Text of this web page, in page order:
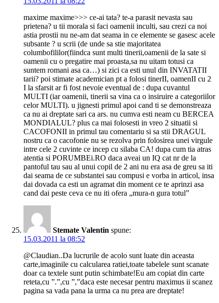
maxime maxime>>> ce-ai tata? te-a parasit nevasta sau
prietena? u tii morala si faci oamenii inculti, sau crezi ca noi
astia prostii nu ne-am dat seama in ce elemente se gasesc acele
subsante ? u scrii (de unde sa stie majoritatea
columbofililor(fiindca sunt multi tinerii,oamenii de la sate si
oamenii cu o pregatire mai proasta,sa nu uitam totusi ca
suntem romani asa ca…) si zici ca esti unul din INVATATII
tarii? poi stimate academician pt a folosi tinerII, oamenII cu 2
I la sfarsit ar fi fost nevoie eventual de : dupa cuvantul
MULTI (iar oamenii, tinerii sa vina ca o insiruire a categoriilor
celor MULTI). u jignesti primul apoi cand ti se demonstreaza
ca nu ai dreptate sari ca ars. nu cumva esti neam cu BERCEA
MONDIALUL? plus ca mai folosesti in vreo 2 situatii si
CACOFONII in primul tau comentariu si sa stii DRAGUL
nostru ca o cacofonie nu se rezolva prin folosirea unei virgule
intre cele 2 cuvinte ce incep cu silaba CA! dupa cum tia atras
atentia si PORUMBEi.RO daca aveai un IQ cat nr de la
pantoful tau sau al unui copil de 2 ani nu era asa de greu sa iti
dai seama de ce substantei sau compusi e vorba in articol, insa
dai dovada ca esti un agramat din moment ce te aprinzi asa
cand dai peste ceva ce nu iti ofera „mura-n gura totul”
Stemate Valentin spune:
15.03.2011 la 08:52
@Claudian..Da lucrurile de acolo sunt luate din aceasta
carte,imaginile cu calcularea ratiei,toate tabelele sunt scanate
doar ca textele sunt putin schimbate!Eu am copiat din carte
reteta,cu ”.”,cu ”,”daca este necesar pentru maximus ii scanez
pagina sa vada pana la urma ca nu prea are dreptate!